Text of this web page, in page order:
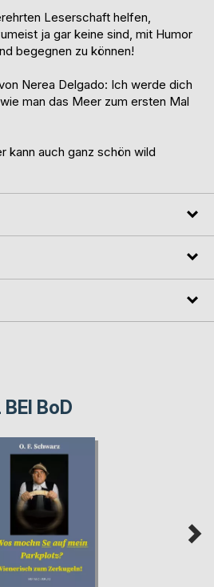
Leserschaft helfen,
ja gar keine sind, mit Humor
begegnen zu können!
Nerea Delgado: Ich werde dich
man das Meer zum ersten Mal
kann auch ganz schön wild
BoD